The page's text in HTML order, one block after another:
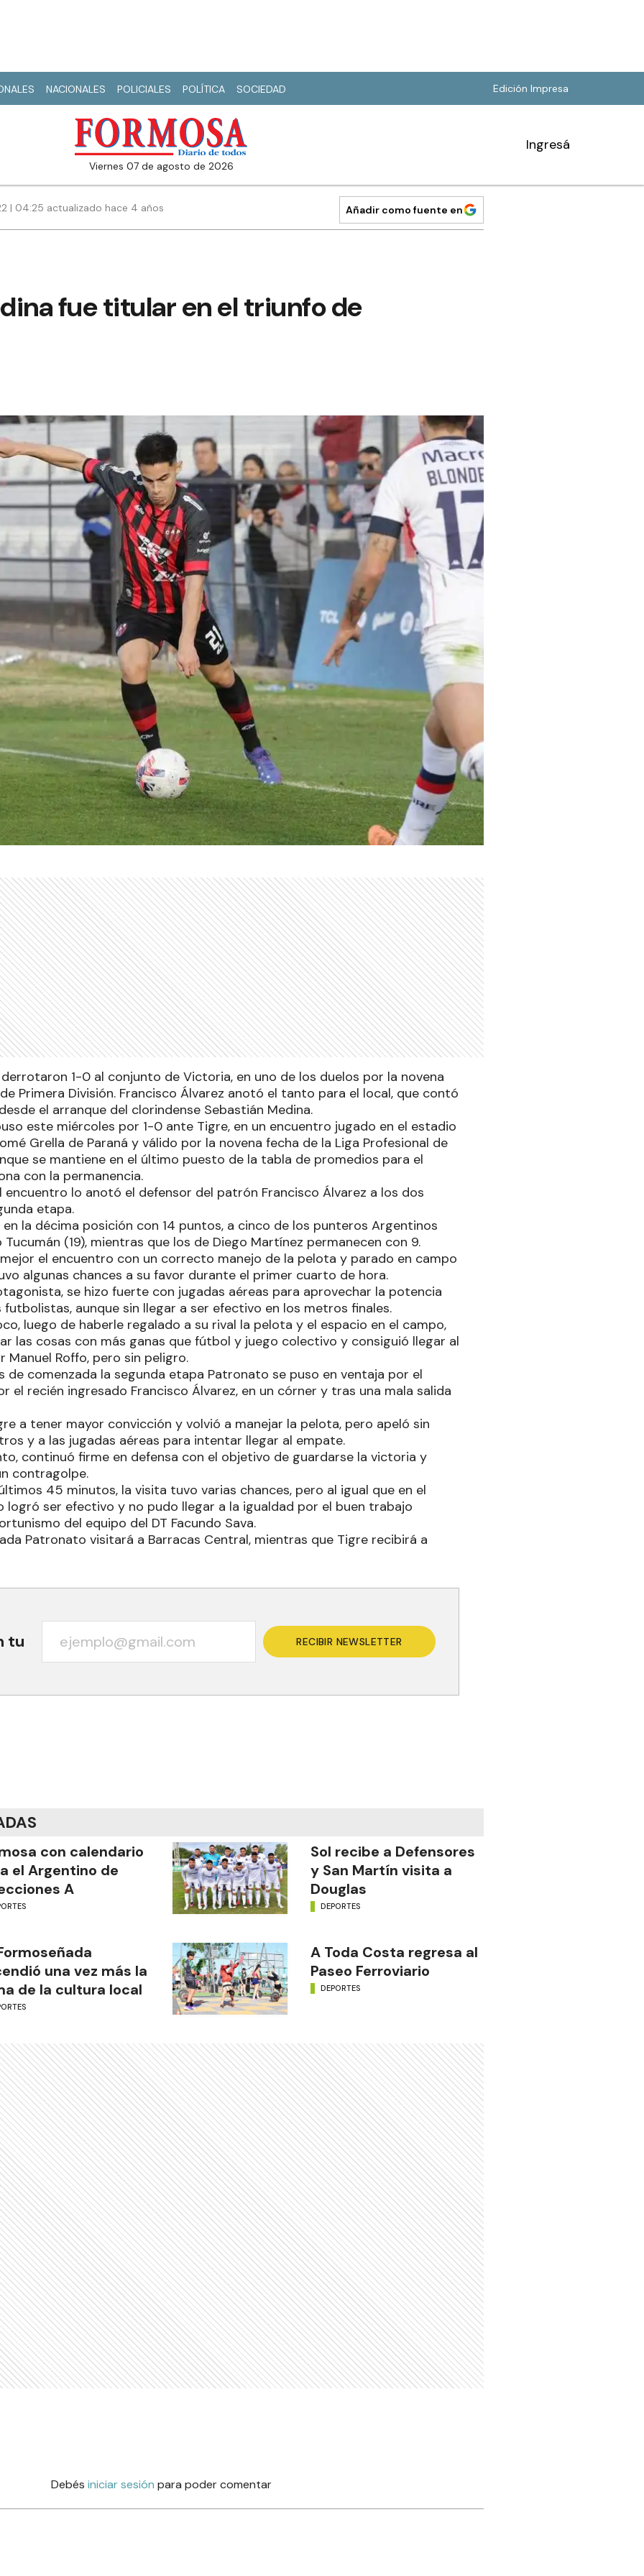
NACIONALES POLICIALES POLÍTICA SOCIEDAD Edición Impresa
viernes 07 de agosto de 2026
Ingresá
| 04:25 actualizado hace 4 años Añadir como fuente en
fue titular en el triunfo de
1-0 al conjunto de Victoria, en uno de los duelos por la novena
Primera División. Francisco Álvarez anotó el tanto para el local, que contó
el arranque del clorindense Sebastián Medina.
este miércoles por 1-0 ante Tigre, en un encuentro jugado en el estadio
Grella de Paraná y válido por la novena fecha de la Liga Profesional de
se mantiene en el último puesto de la tabla de promedios para el
con la permanencia.
lo anotó el defensor del patrón Francisco Álvarez a los dos
etapa.
la décima posición con 14 puntos, a cinco de los punteros Argentinos
(19), mientras que los de Diego Martínez permanecen con 9.
el encuentro con un correcto manejo de la pelota y parado en campo
algunas chances a su favor durante el primer cuarto de hora.
se hizo fuerte con jugadas aéreas para aprovechar la potencia
futbolistas, aunque sin llegar a ser efectivo en los metros finales.
luego de haberle regalado a su rival la pelota y el espacio en el campo,
las cosas con más ganas que fútbol y juego colectivo y consiguió llegar al
Manuel Roffo, pero sin peligro.
de comenzada la segunda etapa Patronato se puso en ventaja por el
el recién ingresado Francisco Álvarez, en un córner y tras una mala salida
a tener mayor convicción y volvió a manejar la pelota, pero apeló sin
y a las jugadas aéreas para intentar llegar al empate.
continuó firme en defensa con el objetivo de guardarse la victoria y
contragolpe.
45 minutos, la visita tuvo varias chances, pero al igual que en el
logró ser efectivo y no pudo llegar a la igualdad por el buen trabajo
del equipo del DT Facundo Sava.
Patronato visitará a Barracas Central, mientras que Tigre recibirá a
tu RECIBIR NEWSLETTER
con calendario
el Argentino de
A
Sol recibe a Defensores
y San Martín visita a
Douglas
DEPORTES
una vez más la
de la cultura local
A Toda Costa regresa al
Paseo Ferroviario
DEPORTES
Debés iniciar sesión para poder comentar